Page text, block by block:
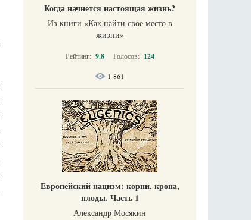
Когда начнется настоящая жизнь?
Из книги «Как найти свое место в
жизни​»
Рейтинг: 9.8 Голосов: 124
1 861
Европейский нацизм: корни, крона,
плоды. Часть 1
Александр Мосякин